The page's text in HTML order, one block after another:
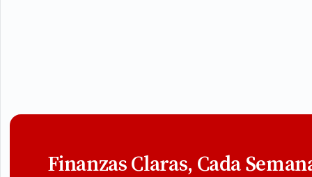
Finanzas Claras, Cada